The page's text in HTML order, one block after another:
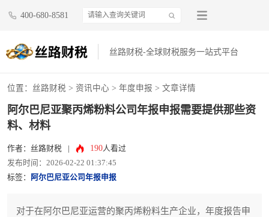
400-680-8581
丝路财税-全球财税服务一站式平台
位置： 丝路财税 > 资讯中心 > 年度申报 > 文章详情
阿尔巴尼亚聚丙烯粉料公司年报申报需要提供那些资
料、材料
作者：丝路财税 190人看过
发布时间：2026-02-22 01:37:45
标签：
阿尔巴尼亚公司年报申报
对于在阿尔巴尼亚运营的聚丙烯粉料生产企业，年度报告申